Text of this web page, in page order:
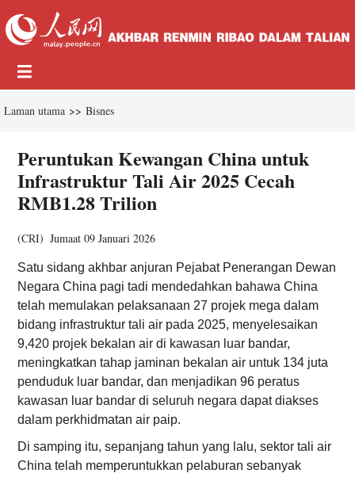
Laman utama >> Bisnes
Peruntukan Kewangan China untuk
Infrastruktur Tali Air 2025 Cecah
RMB1.28 Trilion
(CRI) Jumaat 09 Januari 2026
Satu sidang akhbar anjuran Pejabat Penerangan Dewan
Negara China pagi tadi mendedahkan bahawa China
telah memulakan pelaksanaan 27 projek mega dalam
bidang infrastruktur tali air pada 2025, menyelesaikan
9,420 projek bekalan air di kawasan luar bandar,
meningkatkan tahap jaminan bekalan air untuk 134 juta
penduduk luar bandar, dan menjadikan 96 peratus
kawasan luar bandar di seluruh negara dapat diakses
dalam perkhidmatan air paip.
Di samping itu, sepanjang tahun yang lalu, sektor tali air
China telah memperuntukkan pelaburan sebanyak